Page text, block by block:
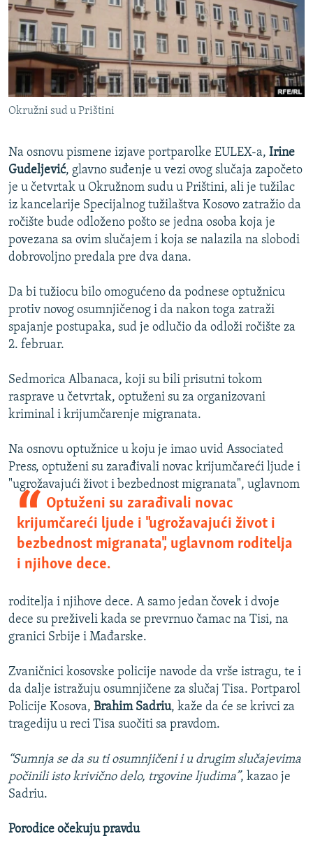
ISPRIČAJ MI
DNEVNO@RSE
SPECIJALI RSE
VIŠE OD NASLOVA
GENOCID U SREBRENICI
TV LIBERTY
POST SCRIPTUM
MOJA EVROPA
TRI DECENIJE OD RATA U BIH
SVE KARTE DEJTONA
NASTANAK I RASPAD JUGOSLAVIJE
PRATITE NAS
Sve RFE/RL stranice
Okružni sud u Prištini
Na osnovu pismene izjave portparolke EULEX-a, Irine
Gudeljević, glavno suđenje u vezi ovog slučaja započeto
je u četvrtak u Okružnom sudu u Prištini, ali je tužilac
iz kancelarije Specijalnog tužilaštva Kosovo zatražio da
ročište bude odloženo pošto se jedna osoba koja je
povezana sa ovim slučajem i koja se nalazila na slobodi
dobrovoljno predala pre dva dana.
Da bi tužiocu bilo omogućeno da podnese optužnicu
protiv novog osumnjičenog i da nakon toga zatraži
spajanje postupaka, sud je odlučio da odloži ročište za
2. februar.
Sedmorica Albanaca, koji su bili prisutni tokom
rasprave u četvrtak, optuženi su za organizovani
kriminal i krijumčarenje migranata.
Na osnovu optužnice u koju je imao uvid Associated
Press, optuženi su zarađivali novac krijumčareći ljude i
"ugrožavajući život i bezbednost migranata",
Optuženi su zarađivali novac
krijumčareći ljude i "ugrožavajući život i
bezbednost migranata", uglavnom roditelja
i njihove dece.
uglavnom
roditelja i njihove dece. A samo jedan čovek i dvoje
dece su preživeli kada se prevrnuo čamac na Tisi, na
granici Srbije i Mađarske.
Zvaničnici kosovske policije navode da vrše istragu, te i
da dalje istražuju osumnjičene za slučaj Tisa. Portparol
Policije Kosova, Brahim Sadriu, kaže da će se krivci za
tragediju u reci Tisa suočiti sa pravdom.
“Sumnja se da su ti osumnjičeni i u drugim slučajevima
počinili isto krivično delo, trgovine ljudima”, kazao je
Sadriu.
Porodice očekuju pravdu